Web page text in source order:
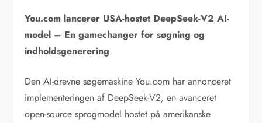
You.com lancerer USA-hostet DeepSeek-V2 AI-
model – En gamechanger for søgning og
indholdsgenerering
Den AI-drevne søgemaskine You.com har annonceret
implementeringen af DeepSeek-V2, en avanceret
open-source sprogmodel hostet på amerikanske